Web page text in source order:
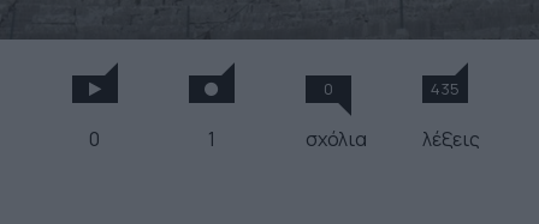
0 1
0
σχόλια
435
λέξεις